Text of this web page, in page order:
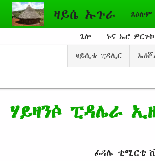
Skip to main content
ዛይሴ ኡጉራ ጸዕሉም
ጌሎ ኑና ኤሮ ዎርጉኮ
ዛይሲቴ ፒዳሊር
ሃይዛንꬆ ፒዳሌራ
ፊዳሌ ቲሚርቴ